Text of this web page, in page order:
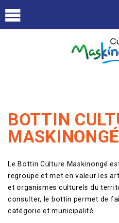
BOTTIN
MASKINONGÉ
Le Bottin Culture Maskinongé
regroupe et met en valeur les
et organismes culturels du
consulter, le bottin permet de
catégorie et municipalité.